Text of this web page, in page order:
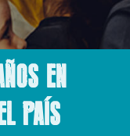
EN
PAÍS